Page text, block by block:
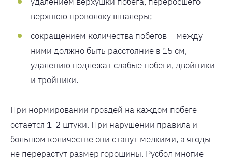
верхнюю проволоку шпалеры;
сокращением количества побегов – между
ними должно быть расстояние в 15 см,
удалению подлежат слабые побеги, двойники
и тройники.
При нормировании гроздей на каждом побеге
остается 1-2 штуки. При нарушении правила и
большом количестве они станут мелкими, а ягоды
не перерастут размер горошины. Русбол многие